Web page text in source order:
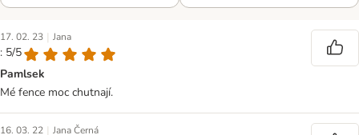
17. 02. 23 | Jana
: 5/5
Pamlsek
Mé fence moc chutnají.
16. 03. 22 | Jana Černá